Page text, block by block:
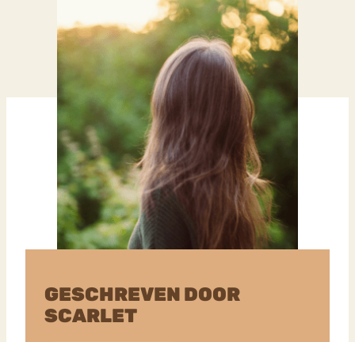
GESCHREVEN DOOR
SCARLET